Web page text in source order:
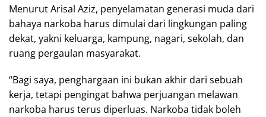
Menurut Arisal Aziz, penyelamatan generasi muda dari
bahaya narkoba harus dimulai dari lingkungan paling
dekat, yakni keluarga, kampung, nagari, sekolah, dan
ruang pergaulan masyarakat.
“Bagi saya, penghargaan ini bukan akhir dari sebuah
kerja, tetapi pengingat bahwa perjuangan melawan
narkoba harus terus diperluas. Narkoba tidak boleh